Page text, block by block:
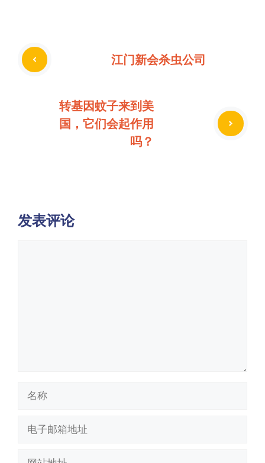
江门新会杀虫公司
转基因蚊子来到美
国，它们会起作用
吗？
发表评论